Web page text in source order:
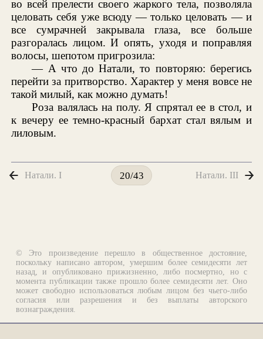
во всей прелести своего жаркого тела, позволяла
целовать себя уже всюду — только целовать — и
все сумрачней закрывала глаза, все больше
разгоралась лицом. И опять, уходя и поправляя
волосы, шепотом пригрозила:
— А что до Натали, то повторяю: берегись
перейти за притворство. Характер у меня вовсе не
такой милый, как можно думать!
Роза валялась на полу. Я спрятал ее в стол, и
к вечеру ее темно-красный бархат стал вялым и
лиловым.
Натали. I 20/43 Натали. III
© Это произведение перешло в общественное достояние,
поскольку написано автором, умершим более семидесяти лет
назад, и опубликовано прижизненно, либо посмертно, но с
момента публикации также прошло более семидесяти лет. Оно
может свободно использоваться любым лицом без чьего-либо
согласия или разрешения и без выплаты авторского
вознаграждения.